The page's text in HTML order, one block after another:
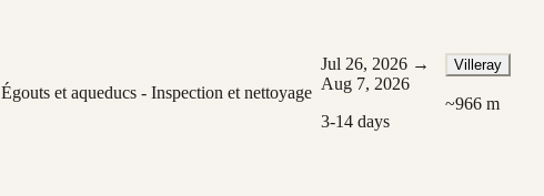
Égouts et aqueducs - Inspection et nettoyage
Jul 26, 2026 →
Aug 7, 2026
3-14 days
Villeray
~966 m